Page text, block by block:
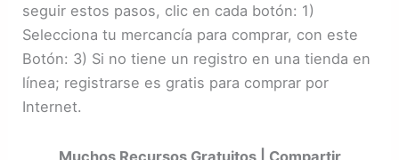
seguir estos pasos, clic en cada botón: 1)
Selecciona tu mercancía para comprar, con este
Botón: 3) Si no tiene un registro en una tienda en
línea; registrarse es gratis para comprar por
Internet.
Muchos Recursos Gratuitos | Compartir